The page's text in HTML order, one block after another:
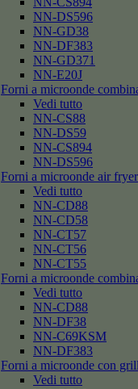
NN-DS596
NN-GD38
NN-DF383
NN-GD371
NN-E20J
Forni a microonde
Vedi tutto
NN-CS88
NN-DS59
NN-CS894
NN-DS596
Forni a microonde air fryer
Vedi tutto
NN-CD88
NN-CD58
NN-CT57
NN-CT56
NN-CT55
Forni a microonde
Vedi tutto
NN-CD88
NN-DF38
NN-C69KSM
NN-DF383
Forni a microonde con grill
Vedi tutto